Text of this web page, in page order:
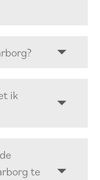
ik
te